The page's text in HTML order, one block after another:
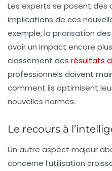
Les experts se posent des
implications de ces
exemple, la priorisation des
avoir un impact encore
classement des résultats
professionnels doivent
comment ils optimisent
nouvelles normes.
Le recours à
Un autre aspect majeur
concerne l’utilisation